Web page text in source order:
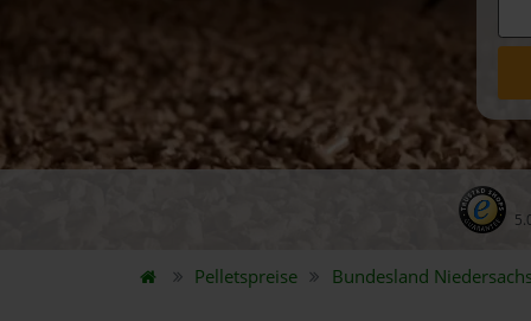
Pelletspreise Bundesland